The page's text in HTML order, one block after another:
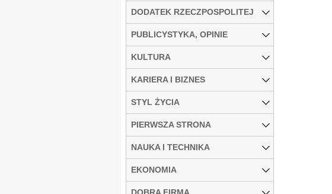
DODATEK RZECZPOSPOLITEJ
PUBLICYSTYKA, OPINIE
KULTURA
KARIERA I BIZNES
STYL ŻYCIA
PIERWSZA STRONA
NAUKA I TECHNIKA
EKONOMIA
DOBRA FIRMA